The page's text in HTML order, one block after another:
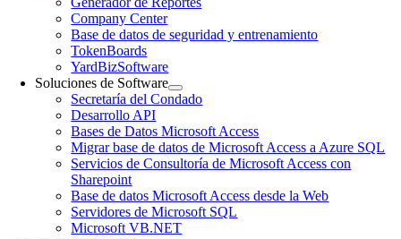
Company Center
Base de datos de seguridad y entrenamiento
TokenBoards
YardBizSoftware
Soluciones de Software
Secretaría del Condado
Desarrollo API
Bases de Datos Microsoft Access
Migrar base de datos de Microsoft Access a Azure SQL
Servicios de Consultoría de Microsoft Access con
Sharepoint
Base de datos Microsoft Access desde la Web
Servidores de Microsoft SQL
Microsoft VB.NET